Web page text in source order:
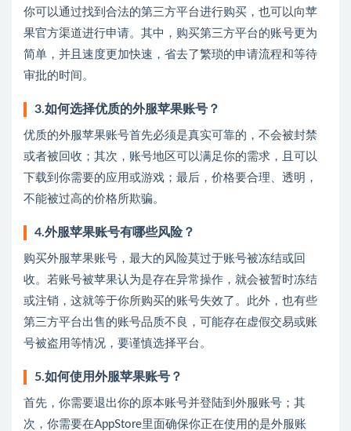
你可以通过找到合法的第三方平台进行购买，也可以向苹
果官方渠道进行申请。其中，购买第三方平台的账号更为
简单，并且速度更加快速，省去了繁琐的申请流程和等待
审批的时间。
3.如何选择优质的外服苹果账号？
优质的外服苹果账号首先必须是真实可靠的，不会被封禁
或者被回收；其次，账号地区可以满足你的需求，且可以
下载到你需要的应用或游戏；最后，价格要合理、透明，
不能被过高的价格所欺骗。
4.外服苹果账号有哪些风险？
购买外服苹果账号，最大的风险莫过于账号被冻结或回
收。若账号被苹果认为是存在异常操作，就会被暂时冻结
或注销，这就等于你所购买的账号失效了。此外，也有些
第三方平台出售的账号品质不良，可能存在虚假交易或账
号被盗用等情况，要谨慎选择平台。
5.如何使用外服苹果账号？
首先，你需要退出你的原本账号并登陆到外服账号；其
次，你需要在AppStore里面确保你正在使用的是外服账